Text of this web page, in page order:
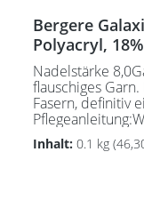
Bergere
Polyacryl,
70m/100g
Nadelstärke
flauschiges
Fasern, definitiv
/
Inhalt: 0.1 kg